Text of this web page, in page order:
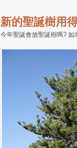
新的聖誕樹用
今年聖誕會放聖誕樹嗎?